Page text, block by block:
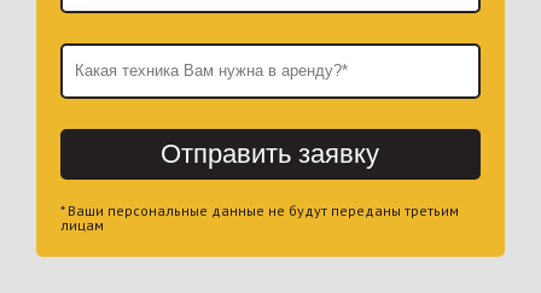
Отправить заявку
* Ваши персональные данные не будут переданы третьим
лицам